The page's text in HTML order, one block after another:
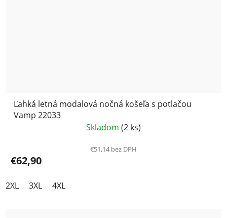
Ľahká letná modalová nočná košeľa s potlačou
Vamp 22033
Skladom (2 ks)
€51,14 bez DPH
€62,90
2XL 3XL 4XL